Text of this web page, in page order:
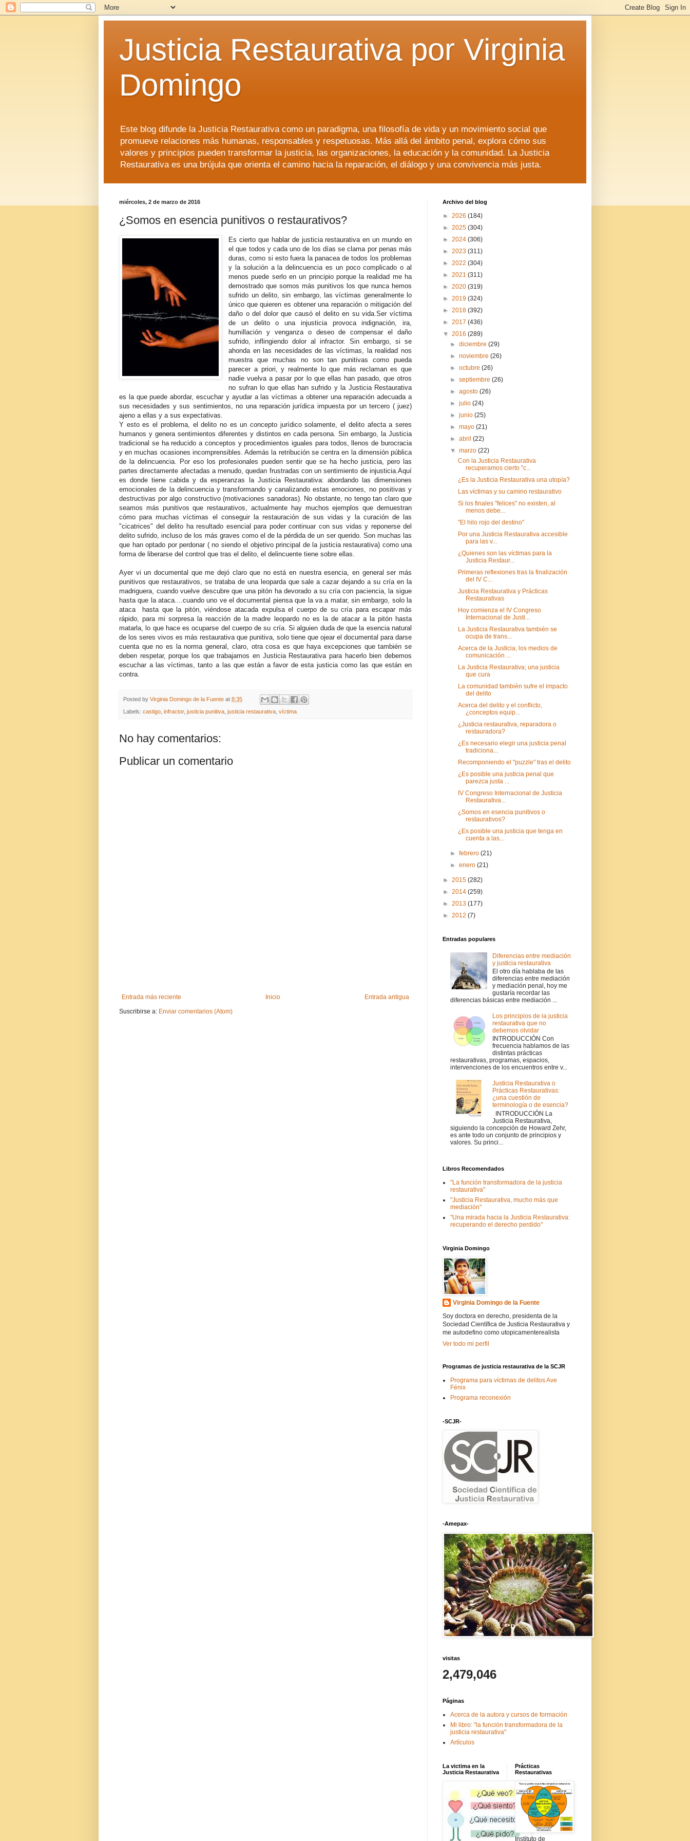
Justicia Restaurativa por Virginia
Domingo
Este blog difunde la Justicia Restaurativa como un paradigma, una filosofía de vida y un movimiento social que
promueve relaciones más humanas, responsables y respetuosas. Más allá del ámbito penal, explora cómo sus
valores y principios pueden transformar la justicia, las organizaciones, la educación y la comunidad. La Justicia
Restaurativa es una brújula que orienta el camino hacia la reparación, el diálogo y una convivencia más justa.
miércoles, 2 de marzo de 2016
¿Somos en esencia punitivos o restaurativos?
Es cierto que hablar de justicia restaurativa en un mundo en
el que todos y cada uno de los días se clama por penas más
duras, como si esto fuera la panacea de todos los problemas
y la solución a la delincuencia es un poco complicado o al
menos puede serlo en un principio porque la realidad me ha
demostrado que somos más punitivos los que nunca hemos
sufrido un delito, sin embargo, las víctimas generalmente lo
único que quieren es obtener una reparación o mitigación del
daño o del dolor que causó el delito en su vida.Ser víctima
de un delito o una injusticia provoca indignación, ira,
humillación y venganza o deseo de compensar el daño
sufrido, inflingiendo dolor al infractor. Sin embargo, si se
ahonda en las necesidades de las víctimas, la realidad nos
muestra que muchas no son tan punitivas como pueda
parecer a priori, y realmente lo que más reclaman es que
nadie vuelva a pasar por lo que ellas han pasado, que otros
no sufran lo que ellas han sufrido y la Justicia Restaurativa
es la que puede abordar, escuchar y ayudar a las víctimas a obtener una reparación adecuada a
sus necesidades y sus sentimientos, no una reparación jurídica impuesta por un tercero ( juez)
ajeno a ellas y a sus expectativas.
Y esto es el problema, el delito no es un concepto jurídico solamente, el delito afecta a seres
humanos y genera sentimientos diferentes y distintos en cada persona. Sin embargo, la Justicia
tradicional se ha reducido a conceptos y procedimientos iguales para todos, llenos de burocracia
y en muchas ocasiones incomprensibles. Además la retribución se centra en la dimensión pública
de la delincuencia. Por eso los profesionales pueden sentir que se ha hecho justicia, pero las
partes directamente afectadas a menudo, quedan frustradas con un sentimiento de injusticia.Aquí
es donde tiene cabida y da esperanzas la Justicia Restaurativa: abordando las dimensiones
emocionales de la delincuencia y transformando y canalizando estas emociones, no positivas y
destructivas por algo constructivo (motivaciones sanadoras). No obstante, no tengo tan claro que
seamos más punitivos que restaurativos, actualmente hay muchos ejemplos que demuestran
cómo para muchas víctimas el conseguir la restauración de sus vidas y la curación de las
"cicatrices" del delito ha resultado esencial para poder continuar con sus vidas y reponerse del
delito sufrido, incluso de los más graves como el de la pérdida de un ser querido. Son muchas las
que han optado por perdonar ( no siendo el objetivo principal de la justicia restaurativa) como una
forma de liberarse del control que tras el delito, el delincuente tiene sobre ellas.
Ayer vi un documental que me dejó claro que no está en nuestra esencia, en general ser más
punitivos que restaurativos, se trataba de una leoparda que sale a cazar dejando a su cría en la
madriguera, cuando vuelve descubre que una pitón ha devorado a su cría con paciencia, la sigue
hasta que la ataca....cuando uno ve el documental piensa que la va a matar, sin embargo, solo la
ataca hasta que la pitón, viéndose atacada expulsa el cuerpo de su cría para escapar más
rápido, para mi sorpresa la reacción de la madre leopardo no es la de atacar a la pitón hasta
matarla, lo que hace es ocuparse del cuerpo de su cría. Si alguien duda de que la esencia natural
de los seres vivos es más restaurativa que punitiva, solo tiene que ojear el documental para darse
cuenta que no es la norma general, claro, otra cosa es que haya excepciones que también se
deben respetar, porque los que trabajamos en Justicia Restaurativa para hacerlo bien debemos
escuchar a las víctimas, tanto a las que están a favor de esta justicia como las que están en
contra.
Posted by Virginia Domingo de la Fuente at 8:35
Labels: castigo, infractor, justicia punitiva, justicia restaurativa, víctima
No hay comentarios:
Publicar un comentario
Entrada más reciente Entrada antigua
Inicio
Suscribirse a: Enviar comentarios (Atom)
Archivo del blog
► 2026 (184)
► 2025 (304)
► 2024 (306)
► 2023 (311)
► 2022 (304)
► 2021 (311)
► 2020 (319)
► 2019 (324)
► 2018 (392)
► 2017 (436)
▼ 2016 (289)
►diciembre(29)
►noviembre(26)
►octubre(26)
►septiembre(26)
►agosto(26)
►julio(24)
►junio(25)
►mayo(21)
►abril(22)
▼marzo(22)
Con la Justicia Restaurativa
recuperamos cierto "c...
¿Es la Justicia Restaurativa una utopía?
Las víctimas y su camino restaurativo
Si los finales "felices" no existen, al
menos debe...
"El hilo rojo del destino"
Por una Justicia Restaurativa accesible
para las v...
¿Quienes son las víctimas para la
Justicia Restaur...
Primeras reflexiones tras la finalización
del IV C...
Justicia Restaurativa y Prácticas
Restaurativas
Hoy comienza el IV Congreso
Internacional de Justi...
La Justicia Restaurativa también se
ocupa de trans...
Acerca de la Justicia, los medios de
comunicación ...
La Justicia Restaurativa; una justicia
que cura
La comunidad también sufre el impacto
del delito
Acerca del delito y el conflicto,
¿conceptos equip...
¿Justicia restaurativa, reparadora o
restauradora?
¿Es necesario elegir una justicia penal
tradiciona...
Recomponiendo el "puzzle" tras el delito
¿Es posible una justicia penal que
parezca justa ...
IV Congreso Internacional de Justicia
Restaurativa...
¿Somos en esencia punitivos o
restaurativos?
¿Es posible una justicia que tenga en
cuenta a las...
►febrero(21)
►enero(21)
► 2015 (282)
► 2014 (259)
► 2013 (177)
► 2012 (7)
Entradas populares
Diferencias entre mediación
y justicia restaurativa
El otro día hablaba de las
diferencias entre mediación
y mediación penal, hoy me
gustaría recordar las
diferencias básicas entre mediación ...
Los principios de la justicia
restaurativa que no
debemos olvidar
INTRODUCCIÓN Con
frecuencia hablamos de las
distintas prácticas
restaurativas, programas, espacios,
intervenciones de los encuentros entre v...
Justicia Restaurativa o
Prácticas Restaurativas:
¿una cuestión de
terminología o de esencia?
INTRODUCCIÓN La
Justicia Restaurativa,
siguiendo la concepción de Howard Zehr,
es ante todo un conjunto de principios y
valores. Su princi...
Libros Recomendados
"La función transformadora de la justicia
restaurativa"
"Justicia Restaurativa, mucho más que
mediación"
"Una mirada hacia la Justicia Restaurativa:
recuperando el derecho perdido"
Virginia Domingo
Virginia Domingo de la Fuente
Soy doctora en derecho, presidenta de la
Sociedad Científica de Justicia Restaurativa y
me autodefino como utopicamenterealista
Ver todo mi perfil
Programas de justicia restaurativa de la SCJR
Programa para víctimas de delitos Ave
Fénix
Programa reconexión
-SCJR-
-Amepax-
visitas
2,479,046
Páginas
Acerca de la autora y cursos de formación
Mi libro: "la función transformadora de la
justicia restaurativa"
Artículos
La victima en la
Justicia Restaurativa
Prácticas
Restaurativas
Instituto de